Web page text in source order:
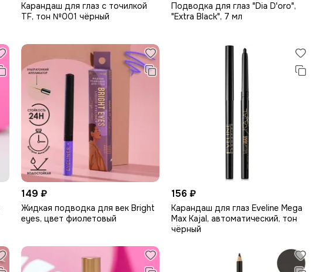
Карандаш для глаз с точилкой
TF, тон №001 чёрный
Подводка для глаз "Dia D'oro",
"Extra Black", 7 мл
149 ₽
Жидкая подводка для век Bright
eyes, цвет фиолетовый
156 ₽
Карандаш для глаз Eveline Mega
Max Kajal, автоматический, тон
чёрный